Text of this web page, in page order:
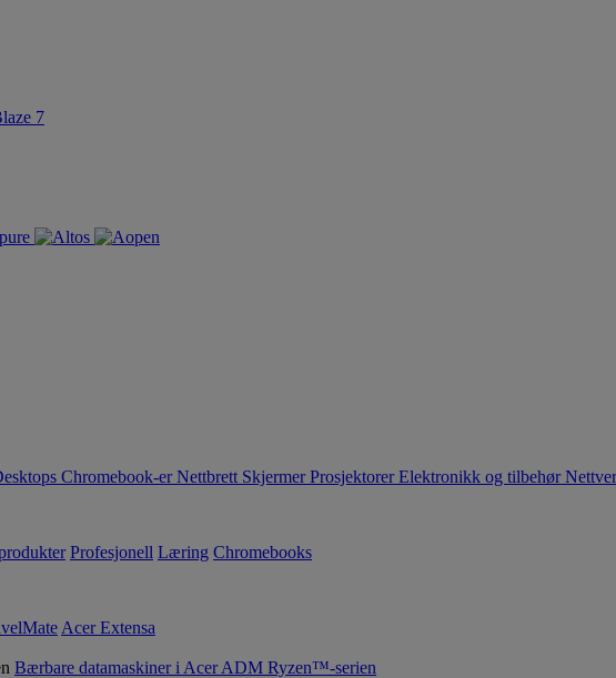
7
Chromebook-erNettbrett SkjermerProsjektorerElektronikk og tilbehør
Profesjonell Læring Chromebooks
Acer Extensa
Bærbare datamaskiner i Acer ADM Ryzen™-serien